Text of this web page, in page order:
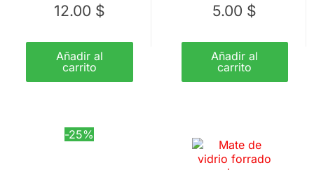
12.00 $
Añadir al
carrito
5.00 $
Añadir al
carrito
-25%